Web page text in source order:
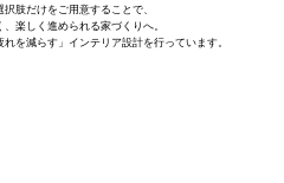
択肢だけをご用意することで、
、楽しく進められる家づくりへ。
れを減らす」インテリア設計を行っています。